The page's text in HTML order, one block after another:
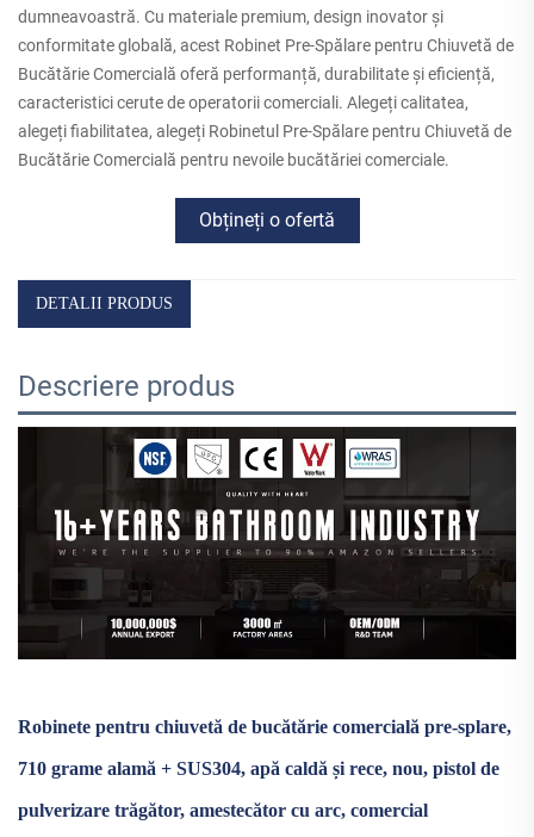
dumneavoastră. Cu materiale premium, design inovator și
conformitate globală, acest Robinet Pre-Spălare pentru Chiuvetă de
Bucătărie Comercială oferă performanță, durabilitate și eficiență,
caracteristici cerute de operatorii comerciali. Alegeți calitatea,
alegeți fiabilitatea, alegeți Robinetul Pre-Spălare pentru Chiuvetă de
Bucătărie Comercială pentru nevoile bucătăriei comerciale.
Obțineți o ofertă
DETALII PRODUS
Descriere produs
Robinete pentru chiuvetă de bucătărie comercială pre-splare,
710 grame alamă + SUS304, apă caldă și rece, nou, pistol de
pulverizare trăgător, amestecător cu arc, comercial